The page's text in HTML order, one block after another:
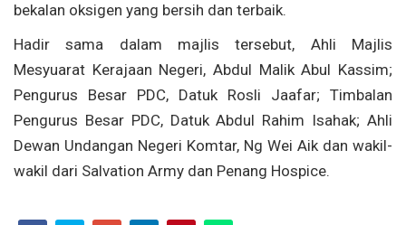
bekalan oksigen yang bersih dan terbaik.
Hadir sama dalam majlis tersebut, Ahli Majlis
Mesyuarat Kerajaan Negeri, Abdul Malik Abul Kassim;
Pengurus Besar PDC, Datuk Rosli Jaafar; Timbalan
Pengurus Besar PDC, Datuk Abdul Rahim Isahak; Ahli
Dewan Undangan Negeri Komtar, Ng Wei Aik dan wakil-
wakil dari Salvation Army dan Penang Hospice.